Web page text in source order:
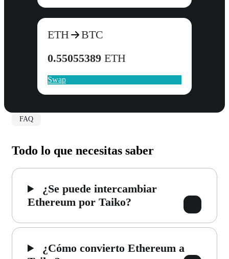
ETH
BTC
0.55055389 ETH
Swap
FAQ
Todo lo que necesitas saber
¿Se puede intercambiar
Ethereum por Taiko?
¿Cómo convierto Ethereum a